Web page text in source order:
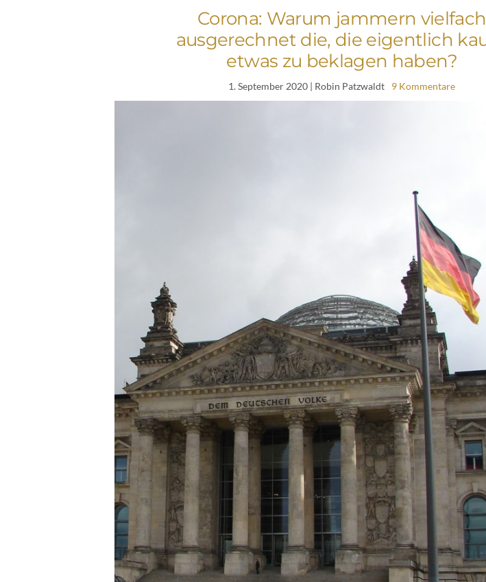
Corona: Warum jammern vielfach
ausgerechnet die, die eigentlich
etwas zu beklagen haben?
1. September 2020 | Robin Patzwaldt 9 Kommentare